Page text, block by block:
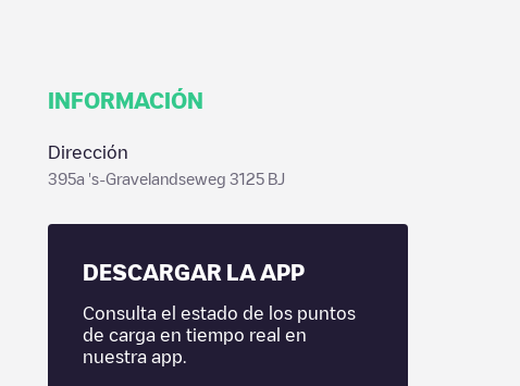
INFORMACIÓN
Dirección
395a 's-Gravelandseweg 3125 BJ
DESCARGAR LA APP
Consulta el estado de los puntos
de carga en tiempo real en
nuestra app.